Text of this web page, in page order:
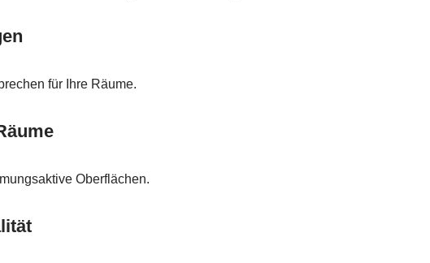
für Ihre Räume.
Oberflächen.